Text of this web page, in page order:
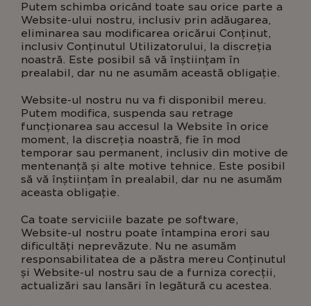
Putem schimba oricând toate sau orice parte a
Website-ului nostru, inclusiv prin adăugarea,
eliminarea sau modificarea oricărui Conținut,
inclusiv Conținutul Utilizatorului, la discreția
noastră. Este posibil să vă înștiințam în
prealabil, dar nu ne asumăm această obligație.
Website-ul nostru nu va fi disponibil mereu.
Putem modifica, suspenda sau retrage
funcționarea sau accesul la Website în orice
moment, la discreția noastră, fie în mod
temporar sau permanent, inclusiv din motive de
mentenanță și alte motive tehnice. Este posibil
să vă înștiințam în prealabil, dar nu ne asumăm
aceasta obligație.
Ca toate serviciile bazate pe software,
Website-ul nostru poate întampina erori sau
dificultăți neprevăzute. Nu ne asumăm
responsabilitatea de a păstra mereu Conținutul
și Website-ul nostru sau de a furniza corecții,
actualizări sau lansări în legătură cu acestea.